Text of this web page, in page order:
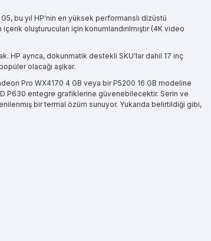
bu yıl HP'nin en yüksek performanslı dizüstü
oluşturucuları için konumlandırılmıştır (4K video
HP ayrıca, dokunmatik destekli SKU'lar dahil 17 inç
olacağı aşikar.
Pro WX4170 4 GB veya bir P5200 16 GB modeline
P630 entegre grafiklerine güvenebilecektir. Serin ve
bir termal özüm sunuyor. Yukarıda belirtildiği gibi,